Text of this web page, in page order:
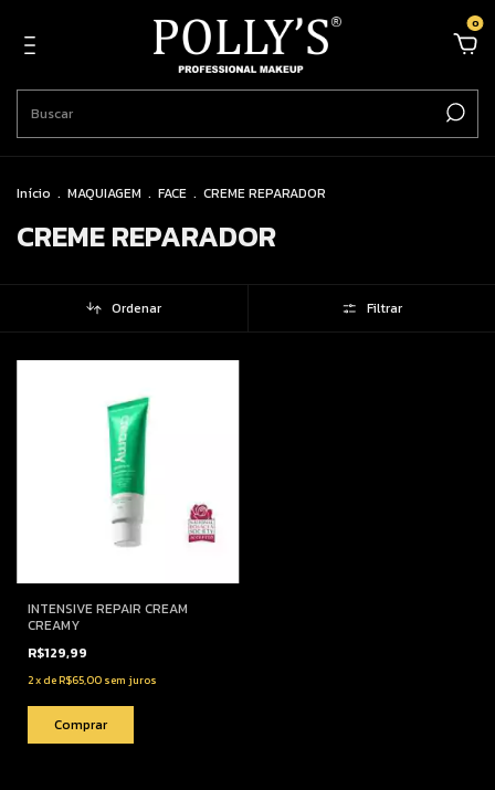
0
Início . MAQUIAGEM . FACE . CREME REPARADOR
CREME REPARADOR
Ordenar Filtrar
INTENSIVE REPAIR CREAM
CREAMY
R$129,99
2xdeR$65,00 sem juros